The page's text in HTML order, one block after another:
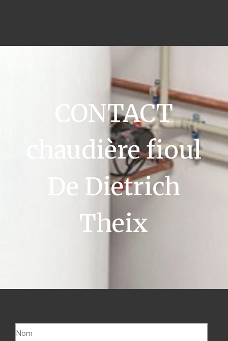
CONTACT
chaudière fioul
De Dietrich
Theix